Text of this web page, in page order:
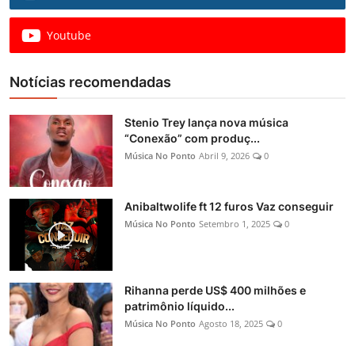
Youtube
Notícias recomendadas
Stenio Trey lança nova música
“Conexão” com produç...
Música No Ponto Abril 9, 2026 0
Anibaltwolife ft 12 furos Vaz conseguir
Música No Ponto Setembro 1, 2025 0
Rihanna perde US$ 400 milhões e
patrimônio líquido...
Música No Ponto Agosto 18, 2025 0